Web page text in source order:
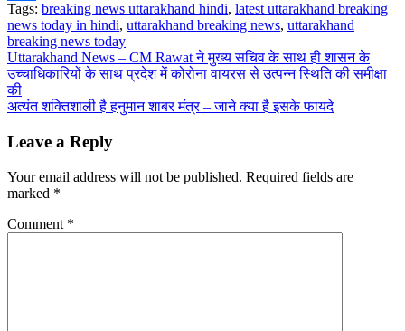
Share
Tags: breaking news uttarakhand hindi, latest uttarakhand breaking
news today in hindi, uttarakhand breaking news, uttarakhand
breaking news today
Post
navigation
Uttarakhand News – CM Rawat ने मुख्य सचिव के साथ ही शासन के
उच्चाधिकारियों के साथ प्रदेश में कोरोना वायरस से उत्पन्न स्थिति की समीक्षा
की
अत्यंत शक्तिशाली है हनुमान शाबर मंत्र – जाने क्या है इसके फायदे
Leave a Reply
Your email address will not be published. Required fields are
marked *
Comment *